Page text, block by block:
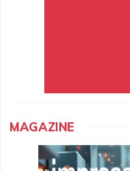
MAGAZINE